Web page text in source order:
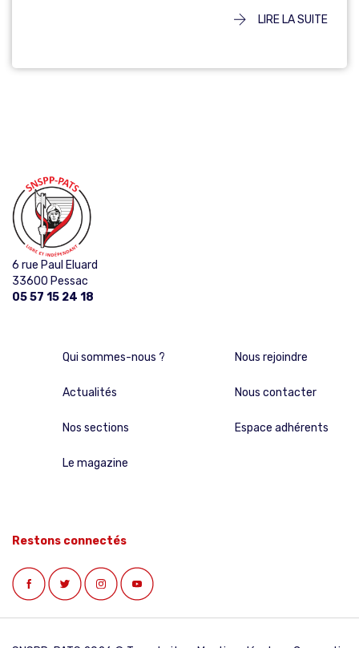
LIRE LA SUITE
6 rue Paul Eluard
33600 Pessac
05 57 15 24 18
Qui sommes-nous ?
Actualités
Nos sections
Le magazine
Nous rejoindre
Nous contacter
Espace adhérents
Restons connectés